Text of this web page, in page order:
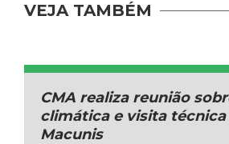
VEJA TAMBÉM
CMA realiza reunião
climática e visita técnica
Macunis